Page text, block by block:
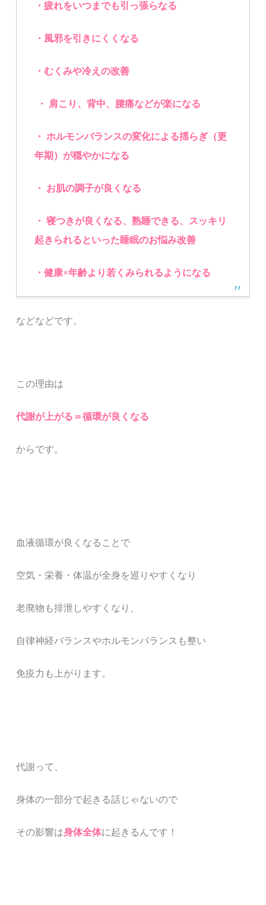
・疲れをいつまでも引っ張らなる
・風邪を引きにくくなる
・むくみや冷えの改善
・ 肩こり、背中、腰痛などが楽になる
・ ホルモンバランスの変化による揺らぎ（更
年期）が穏やかになる
・ お肌の調子が良くなる
・ 寝つきが良くなる、熟睡できる、スッキリ
起きられるといった睡眠のお悩み改善
・健康×年齢より若くみられるようになる
などなどです。
この理由は
代謝が上がる＝循環が良くなる
からです。
血液循環が良くなることで
空気・栄養・体温が全身を巡りやすくなり
老廃物も排泄しやすくなり、
自律神経バランスやホルモンバランスも整い
免疫力も上がり ます。
代謝って、
身体の一部分で起きる話じゃないので
その影響は身体全体に起きるんです！